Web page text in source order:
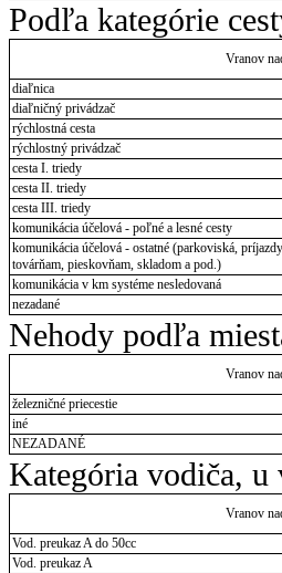
Podľa kategórie
Vranov
diaľnica
diaľničný privádzač
rýchlostná cesta
rýchlostný privádzač
cesta I. triedy
cesta II. triedy
cesta III. triedy
komunikácia účelová - poľné a lesné cesty
komunikácia účelová - ostatné (parkoviská,
továrňam, pieskovňam, skladom a pod.)
komunikácia v km systéme nesledovaná
nezadané
Nehody podľa
Vranov
železničné priecestie
iné
NEZADANÉ
Kategória vodiča,
Vranov
Vod. preukaz A do 50cc
Vod. preukaz A